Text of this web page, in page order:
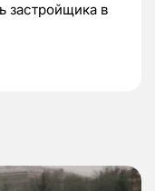
застройщика в